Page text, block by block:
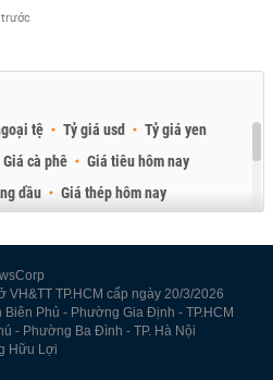
trước
tệ Tỷ giá usd
Tỷ giá yen
Giá cà phê
Giá tiêu hôm nay
dầu
Giá thép hôm nay
TP.HCM cấp ngày 20/3/2026
Phủ - Phường Gia Định - TP.HCM
- Phường Ba Đình - TP. Hà Nội
Hữu Lợi